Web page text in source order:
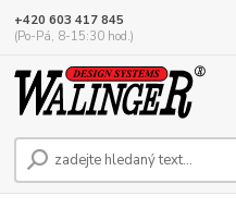
+420 603 417 845
(Po-Pá, 8-15:30 hod.)